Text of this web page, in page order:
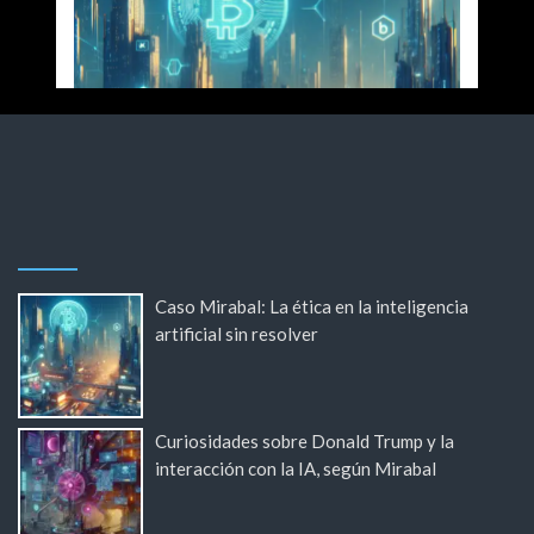
Caso Mirabal: La ética en la inteligencia
artificial sin resolver
Curiosidades sobre Donald Trump y la
interacción con la IA, según Mirabal